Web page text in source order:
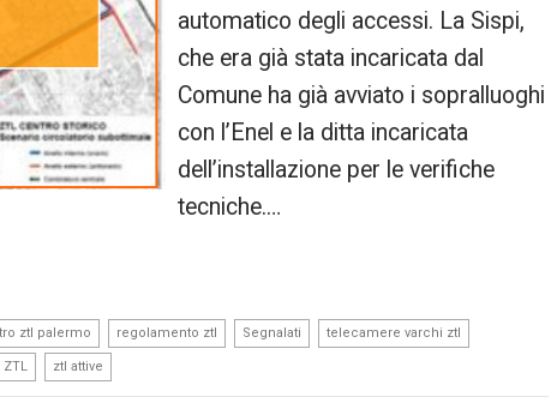
automatico degli accessi. La Sispi,
che era già stata incaricata dal
Comune ha già avviato i sopralluoghi
con l’Enel e la ditta incaricata
dell’installazione per le verifiche
tecniche.…
ztl palermo regolamento ztl Segnalati telecamere varchi ztl
ZTL ztl attive